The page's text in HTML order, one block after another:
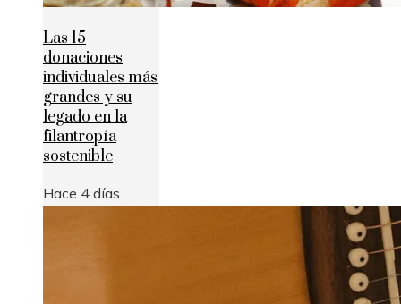
Las 15
donaciones
individuales más
grandes y su
legado en la
filantropía
sostenible
Hace 4 días